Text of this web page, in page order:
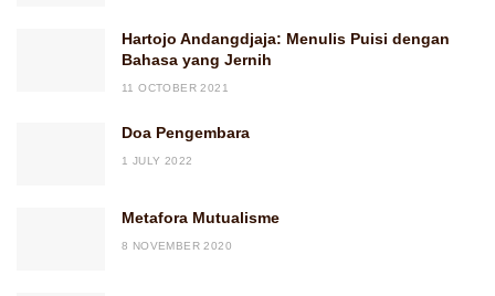
Hartojo Andangdjaja: Menulis Puisi dengan
Bahasa yang Jernih
11 OCTOBER 2021
Doa Pengembara
1 JULY 2022
Metafora Mutualisme
8 NOVEMBER 2020